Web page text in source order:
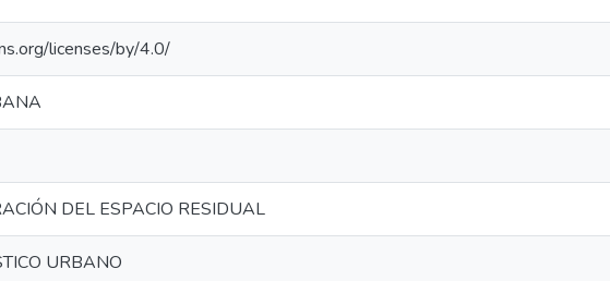
licenses/by/4.0/
DEL ESPACIO RESIDUAL
URBANO